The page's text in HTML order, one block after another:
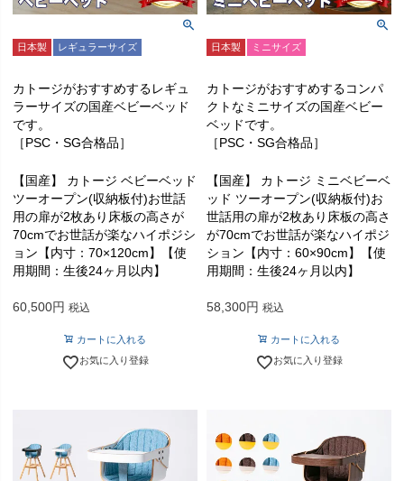
日本製 レギュラーサイズ
カトージがおすすめするレギュ
ラーサイズの国産ベビーベッド
です。
［PSC・SG合格品］
【国産】 カトージ ベビーベッド
ツーオープン(収納板付)お世話
用の扉が2枚あり床板の高さが
70cmでお世話が楽なハイポジシ
ョン【内寸：70×120cm】【使
用期間：生後24ヶ月以内】
60,500 税込
カートに入れる
お気に入り登録
日本製 ミニサイズ
カトージがおすすめするコンパ
クトなミニサイズの国産ベビー
ベッドです。
［PSC・SG合格品］
【国産】 カトージ ミニベビーベ
ッド ツーオープン(収納板付)お
世話用の扉が2枚あり床板の高さ
が70cmでお世話が楽なハイポジ
ション【内寸：60×90cm】【使
用期間：生後24ヶ月以内】
58,300 税込
カートに入れる
お気に入り登録